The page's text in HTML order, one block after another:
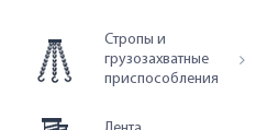
Стропы и
грузозахватные
приспособления